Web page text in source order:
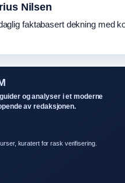
Nilsen
faktabasert dekning med
og analyser i et moderne
av redaksjonen.
kuratert for rask verifisering.